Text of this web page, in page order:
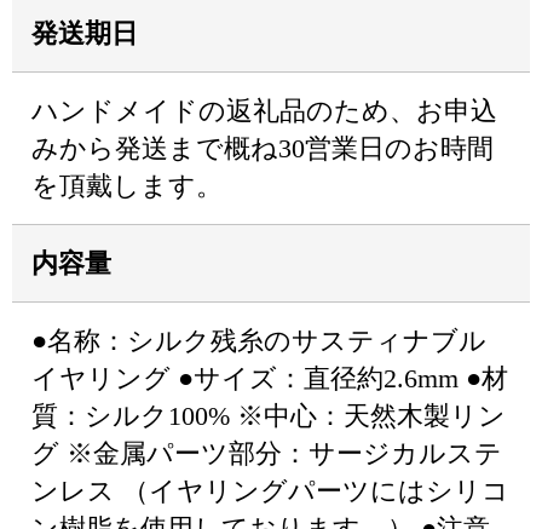
発送期日
ハンドメイドの返礼品のため、お申込
みから発送まで概ね30営業日のお時間
を頂戴します。
内容量
●名称：シルク残糸のサスティナブル
イヤリング ●サイズ：直径約2.6mm ●材
質：シルク100% ※中心：天然木製リン
グ ※金属パーツ部分：サージカルステ
ンレス （イヤリングパーツにはシリコ